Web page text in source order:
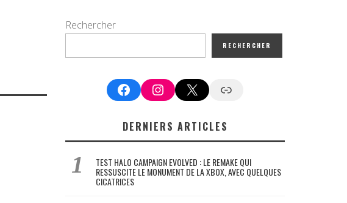
Rechercher
RECHERCHER
FacebookInstagram
X Google News
DERNIERS ARTICLES
TEST HALO CAMPAIGN EVOLVED : LE REMAKE QUI
RESSUSCITE LE MONUMENT DE LA XBOX, AVEC QUELQUES
CICATRICES